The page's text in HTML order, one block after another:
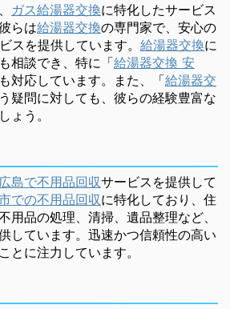
ガス給湯器交換に特化したサービス
らは給湯器交換の専門家で、安心の
スを提供しています。 給湯器交換に
相談でき、特に「給湯器交換 安
対応しています。また、「給湯器交
疑問に対しても、彼らの経験豊富な
ょう。
広島で不用品回収サービスを提供して
での不用品回収に特化しており、住
用品の処理、清掃、遺品整理など、
しています。迅速かつ信頼性の高い
とに注力しています。